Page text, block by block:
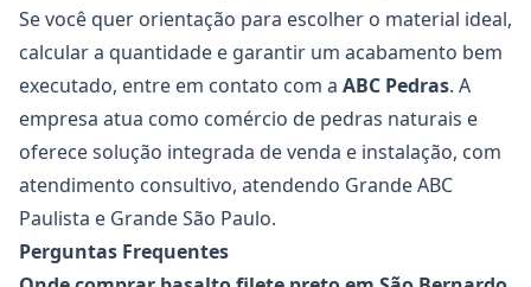
Se você quer orientação para escolher o material ideal,
calcular a quantidade e garantir um acabamento bem
executado, entre em contato com a ABC Pedras. A
empresa atua como comércio de pedras naturais e
oferece solução integrada de venda e instalação, com
atendimento consultivo, atendendo Grande ABC
Paulista e Grande São Paulo.
Perguntas Frequentes